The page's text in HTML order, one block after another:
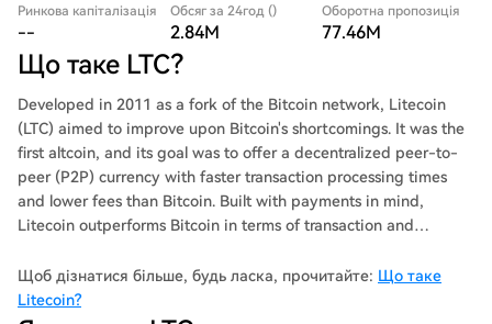
Ринкова капіталізація
--
Обсяг за 24год ()
2.84M
Оборотна пропозиція
77.46M
Що таке LTC?
Developed in 2011 as a fork of the Bitcoin network, Litecoin
(LTC) aimed to improve upon Bitcoin's shortcomings. It was the
first altcoin, and its goal was to offer a decentralized peer-to-
peer (P2P) currency with faster transaction processing times
and lower fees than Bitcoin. Built with payments in mind,
Litecoin outperforms Bitcoin in terms of transaction and
five transactions per second, Litecoin has a capacity of 56
transactions per second. The network's confirmation time is also
Щоб дізнатися більше, будь ласка, прочитайте: Що таке
Litecoin?